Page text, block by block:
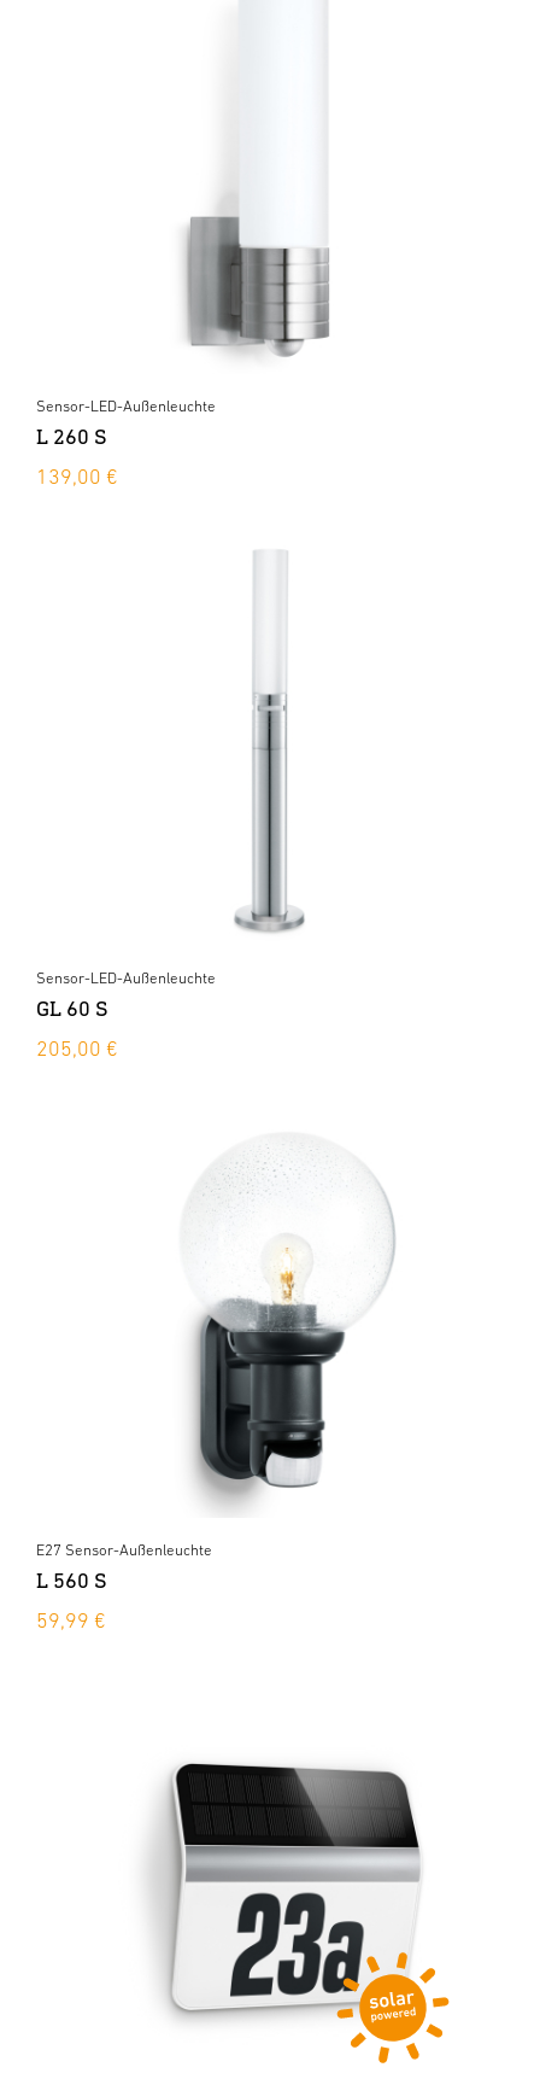
Sensor-LED-Außenleuchte
L 260 S
139,00 €
Sensor-LED-Außenleuchte
GL 60 S
205,00 €
E27 Sensor-Außenleuchte
L 560 S
59,99 €